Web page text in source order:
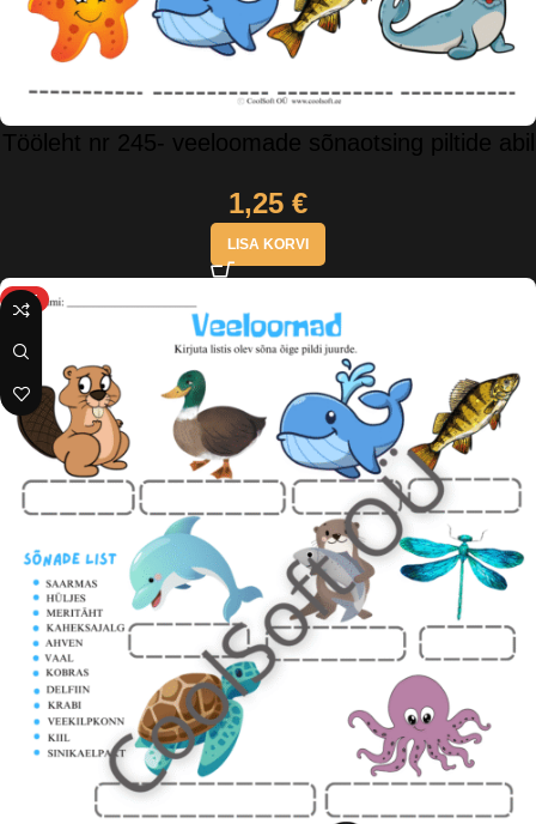
Tööleht nr 245- veeloomade sõnaotsing piltide abil
1,25 €
LISA KORVI
HOT